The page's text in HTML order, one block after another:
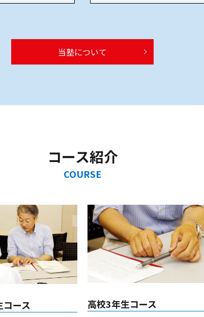
当塾について
コース紹介
COURSE
コース 高校3年生コース